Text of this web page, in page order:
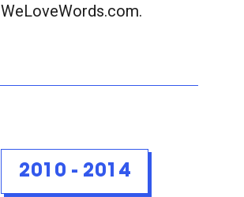
WeLoveWords.com.
2010 - 2014